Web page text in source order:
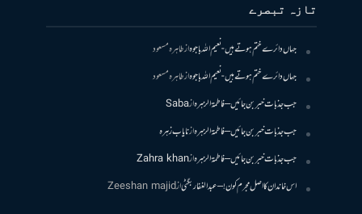
تازہ تبصرے
جہاں دائرے ختم ہوتے ہیں- نعیم اللہ باجوہازطاہرہ مسعود
جہاں دائرے ختم ہوتے ہیں- نعیم اللہ باجوہازطاہرہ مسعود
جب جذبات خبر بن جائیں – فاطمۃالزہرہازSaba
جب جذبات خبر بن جائیں – فاطمۃالزہرہازنایاب زہرہ
جب جذبات خبر بن جائیں – فاطمۃالزہرہازZahra khan
اس خاندان کا اصل مجرم کون! – عبدالغفار بگٹیازZeeshan majid